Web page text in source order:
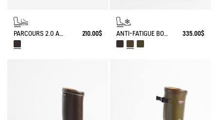
PARCOURS 2.0 ANTI-FATIGUE BOOT 210.00$ ANTI-FATIGUE BOOT PARCOURS 2.0 ADJUSTABLE NEOPRENE-LINED 335.00$